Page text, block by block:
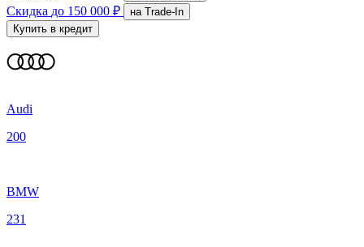
Скидка до 150 000 ₽
на Trade-In
Купить в кредит
Audi
200
BMW
231